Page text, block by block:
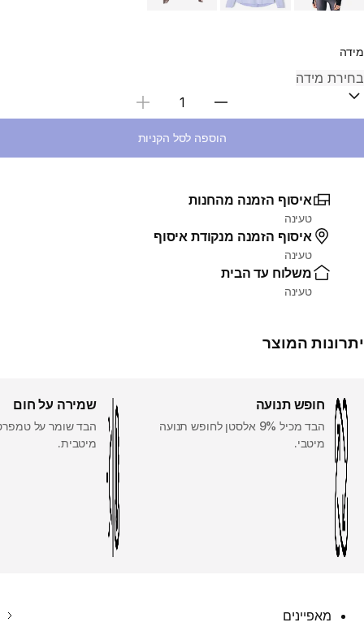
מידה
בחירת כמות
הוספה לסל הקניות
איסוף הזמנה מהחנות
טעינה
איסוף הזמנה מנקודת איסוף
טעינה
משלוח עד הבית
טעינה
יתרונות המוצר
חופש תנועה
הבד מכיל 9% אלסטן לחופש תנועה
מיטבי.
שמירה על חום
הבד שומר על
מיטבית.
מאפיינים